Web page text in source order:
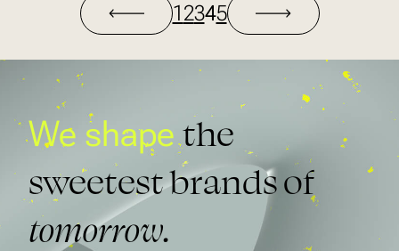
12345
We shapethe
sweetest brands of
tomorrow.